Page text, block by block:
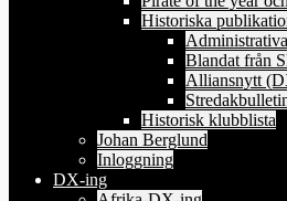
Historiska
Blandat från
Alliansnytt
Historisk klubblista
Johan Berglund
Inloggning
DX-ing